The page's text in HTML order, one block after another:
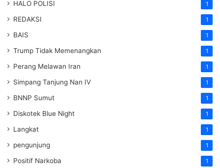
HALO POLISI 1
REDAKSI 1
BAIS 1
Trump Tidak Memenangkan 1
Perang Melawan Iran 1
Simpang Tanjung Nan IV 1
BNNP Sumut 1
Diskotek Blue Night 1
Langkat 1
pengunjung 1
Positif Narkoba 1